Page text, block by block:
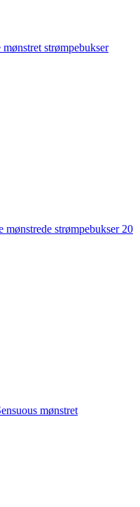
strømpebukser
mønstrede strømpebukser 20
mønstret